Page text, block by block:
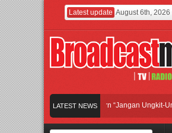
Latest update August 6th, 2026
LATEST NEWS
Hadirkan Hipdut Modern “Jangan Ungkit-Ungkit”
Perpaduan Warisan Dan Semangat Lokal,